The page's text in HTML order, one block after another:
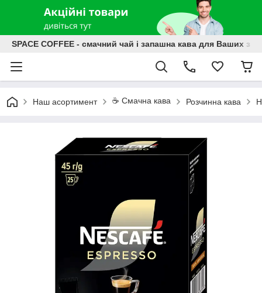
SPACE COFFEE - смачний чай і запашна кава для Ваших
Наш асортимент ☕️ Смачна кава Розчинна кава